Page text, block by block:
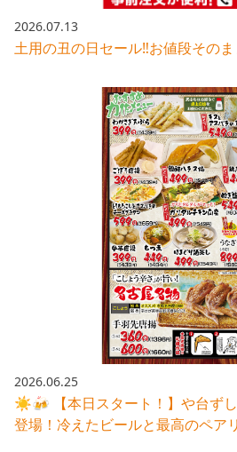
2026.07.13
土用の丑の日セール‼️お値段その
2026.06.25
☀️🍻 【本日スタート！】や台ず
登場！冷えたビールと最高のペア